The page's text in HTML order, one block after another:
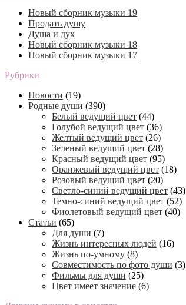
Новый сборник музыки 19
Продать душу
Душа и дух
Новый сборник музыки 18
Новый сборник музыки 17
Рубрики
Новости (19)
Родные души (390)
Белый ведущий цвет (44)
Голубой ведущий цвет (36)
Желтый ведущий цвет (26)
Зеленый ведущий цвет (28)
Красный ведущий цвет (95)
Оранжевый ведущий цвет (18)
Розовый ведущий цвет (20)
Светло-синий ведущий цвет (43)
Темно-синий ведущий цвет (52)
Фиолетовый ведущий цвет (40)
Статьи (65)
Для души (7)
Жизнь интересных людей (16)
Жизнь по-умному (8)
Совместимость по фото души (3)
Фильмы для души (25)
Цвет имеет значение (6)